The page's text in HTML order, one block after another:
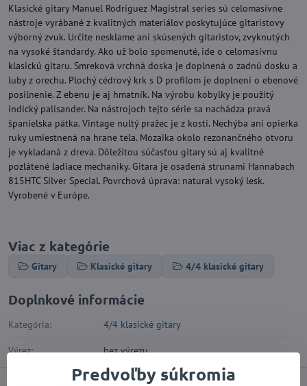
Klasické gitary Manuel Rodriguez Magistral series sú celomasívne
nástroje vyrábané z kvalitných materiálov poskytujúce gitaristovy
výborný zvuk. Určite nesklame ani skúsených gitaristov, zvyknutých
na vysoké štandardy. Ako už bolo spomenuté, ide o celomasívnu
klasickú gitaru. Smreková vrchná doska je doplnená o zadnú dosku a
luby z orechu. Plochý cédrový krk s D profilom je doplnení o ebenové
posilnenie. Z ebenu je aj hmatník. Na výrobu kobylky je použitý
indický palisander. Na nástrojoch tejto série sa nachádza pravá
španielska pätka. Vintage nultý pražec je z kosti. Nechýba ani opierka
ruky umiestnená na hrane tela. Mozaika okolo rezonančného otvoru
je vykladaná z dreva. Dôležitou súčasťou gitary sú aj kvalitné
pozlátené ladiace mechaniky. Gitara je osadená strunami Hannabach
815HTC Silver Special. Povrchová úprava: natural vysoký lesk.
Vyrobené v Európe.
Viac z kategórie
Gitary Klasické gitary 4/4 klasické gitary
Doplnkové informácie
Kategória: 4/4 klasické gitary
Výrez: bez výrezu
Predvoľby súkromia